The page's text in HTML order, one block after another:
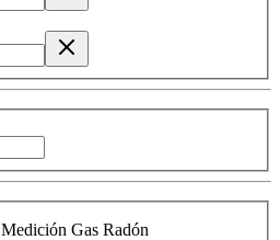
Medición Gas Radón